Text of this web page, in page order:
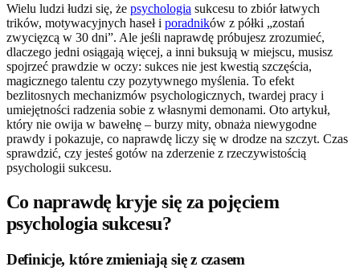
Wielu ludzi łudzi się, że psychologia sukcesu to zbiór łatwych
trików, motywacyjnych haseł i poradników z półki „zostań
zwycięzcą w 30 dni”. Ale jeśli naprawdę próbujesz zrozumieć,
dlaczego jedni osiągają więcej, a inni buksują w miejscu, musisz
spojrzeć prawdzie w oczy: sukces nie jest kwestią szczęścia,
magicznego talentu czy pozytywnego myślenia. To efekt
bezlitosnych mechanizmów psychologicznych, twardej pracy i
umiejętności radzenia sobie z własnymi demonami. Oto artykuł,
który nie owija w bawełnę – burzy mity, obnaża niewygodne
prawdy i pokazuje, co naprawdę liczy się w drodze na szczyt. Czas
sprawdzić, czy jesteś gotów na zderzenie z rzeczywistością
psychologii sukcesu.
Co naprawdę kryje się za pojęciem
psychologia sukcesu?
Definicje, które zmieniają się z czasem